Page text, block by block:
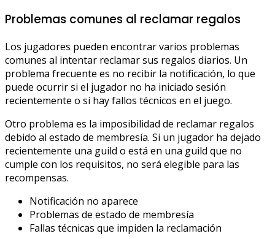
Problemas comunes al reclamar regalos
Los jugadores pueden encontrar varios problemas
comunes al intentar reclamar sus regalos diarios. Un
problema frecuente es no recibir la notificación, lo que
puede ocurrir si el jugador no ha iniciado sesión
recientemente o si hay fallos técnicos en el juego.
Otro problema es la imposibilidad de reclamar regalos
debido al estado de membresía. Si un jugador ha dejado
recientemente una guild o está en una guild que no
cumple con los requisitos, no será elegible para las
recompensas.
Notificación no aparece
Problemas de estado de membresía
Fallas técnicas que impiden la reclamación